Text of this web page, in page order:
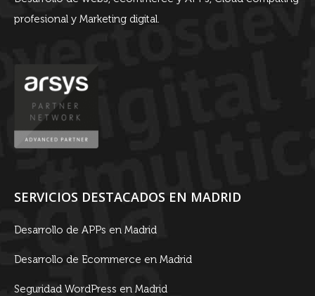
profesional y Marketing digital.
SERVICIOS DESTACADOS EN MADRID
Desarrollo de APPs en Madrid
Desarrollo de Ecommerce en Madrid
Seguridad WordPress en Madrid